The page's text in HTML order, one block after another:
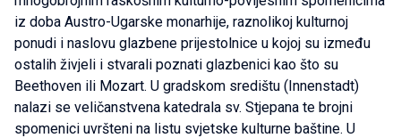
iz doba Austro-Ugarske monarhije, raznolikoj kulturnoj
ponudi i naslovu glazbene prijestolnice u kojoj su između
ostalih živjeli i stvarali poznati glazbenici kao što su
Beethoven ili Mozart. U gradskom središtu (Innenstadt)
nalazi se veličanstvena katedrala sv. Stjepana te brojni
spomenici uvršteni na listu svjetske kulturne baštine. U